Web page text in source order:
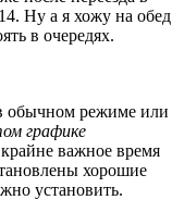
Ну а я хожу на обед
в очередях.
обычном режиме или
графике
важное время
хорошие
установить.